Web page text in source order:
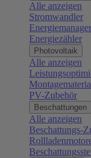
Alle anzeigen
Stromwandler
Energiemanager
Energiezähler
Photovoltaik
Alle anzeigen
PV-Zubehör
Beschattungen
Alle anzeigen
Beschattungs-